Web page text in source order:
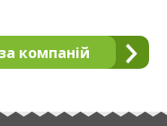
компаній